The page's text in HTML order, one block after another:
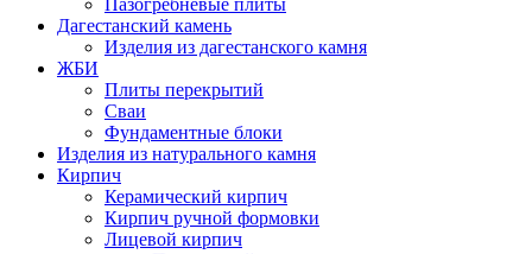
Дагестанский камень
Изделия из дагестанского камня
ЖБИ
Плиты перекрытий
Сваи
Фундаментные блоки
Изделия из натурального камня
Кирпич
Керамический кирпич
Кирпич ручной формовки
Лицевой кирпич